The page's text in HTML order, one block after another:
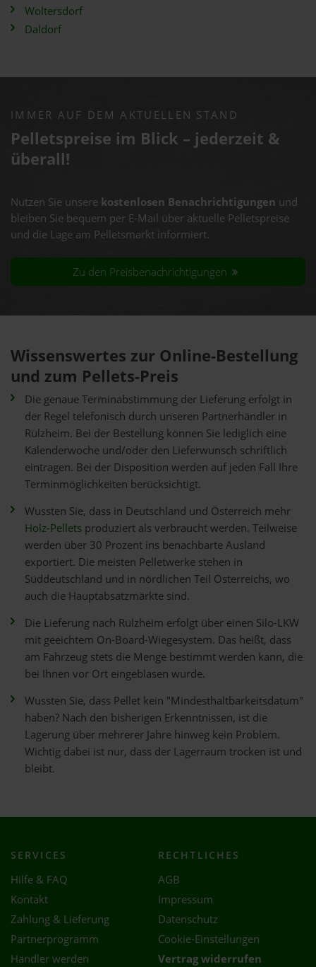
Woltersdorf
Daldorf
IMMER AUF DEM AKTUELLEN STAND
Pelletspreise im Blick – jederzeit &
überall!
Nutzen Sie unsere kostenlosen Benachrichtigungen und
bleiben Sie bequem per E-Mail über aktuelle Pelletspreise
und die Lage am Pelletsmarkt informiert.
Zu den Preisbenachrichtigungen
Wissenswertes zur Online-Bestellung
und zum Pellets-Preis
Die genaue Terminabstimmung der Lieferung erfolgt in
der Regel telefonisch durch unseren Partnerhändler in
Rülzheim. Bei der Bestellung können Sie lediglich eine
Kalenderwoche und/oder den Lieferwunsch schriftlich
eintragen. Bei der Disposition werden auf jeden Fall Ihre
Terminmöglichkeiten berücksichtigt.
Wussten Sie, dass in Deutschland und Österreich mehr
Holz-Pellets produziert als verbraucht werden. Teilweise
werden über 30 Prozent ins benachbarte Ausland
exportiert. Die meisten Pelletwerke stehen in
Süddeutschland und in nördlichen Teil Österreichs, wo
auch die Hauptabsatzmärkte sind.
Die Lieferung nach Rülzheim erfolgt über einen Silo-LKW
mit geeichtem On-Board-Wiegesystem. Das heißt, dass
am Fahrzeug stets die Menge bestimmt werden kann, die
bei Ihnen vor Ort eingeblasen wurde.
Wussten Sie, dass Pellet kein "Mindesthaltbarkeitsdatum"
haben? Nach den bisherigen Erkenntnissen, ist die
Lagerung über mehrerer Jahre hinweg kein Problem.
Wichtig dabei ist nur, dass der Lagerraum trocken ist und
bleibt.
SERVICES
Hilfe & FAQ
Kontakt
Zahlung & Lieferung
Partnerprogramm
Händler werden
RECHTLICHES
AGB
Impressum
Datenschutz
Cookie-Einstellungen
Vertrag widerrufen